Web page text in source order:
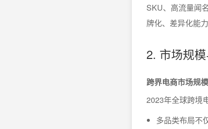
SKU、高流量闻
牌化、差异化能力
2. 市场规
跨界电商市场规
2023年全球跨境
多品类布局不